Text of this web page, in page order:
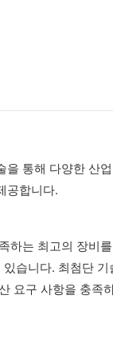
통해 다양한 산
공합니다.
는 최고의 장비
습니다. 최첨단
요구 사항을 충족